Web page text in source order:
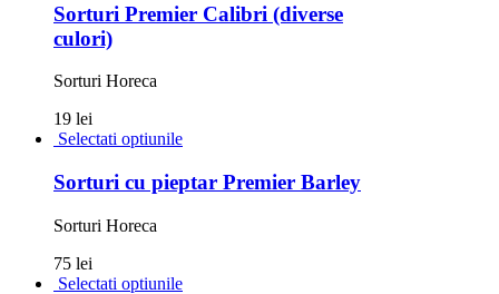
Sorturi Premier Calibri (diverse
culori)
Sorturi Horeca
19 lei
Selectati optiunile
Sorturi cu pieptar Premier Barley
Sorturi Horeca
75 lei
Selectati optiunile